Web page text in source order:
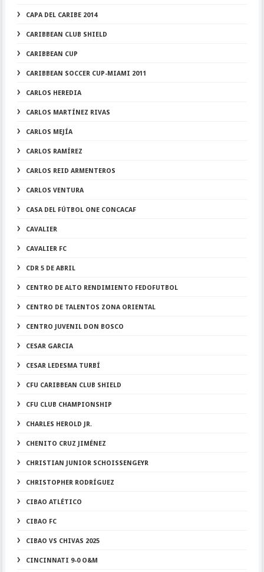
CAPA DEL CARIBE 2014
CARIBBEAN CLUB SHIELD
CARIBBEAN CUP
CARIBBEAN SOCCER CUP-MIAMI 2011
CARLOS HEREDIA
CARLOS MARTÍNEZ RIVAS
CARLOS MEJÍA
CARLOS RAMÍREZ
CARLOS REID ARMENTEROS
CARLOS VENTURA
CASA DEL FÚTBOL ONE CONCACAF
CAVALIER
CAVALIER FC
CDR 5 DE ABRIL
CENTRO DE ALTO RENDIMIENTO FEDOFUTBOL
CENTRO DE TALENTOS ZONA ORIENTAL
CENTRO JUVENIL DON BOSCO
CESAR GARCIA
CESAR LEDESMA TURBÍ
CFU CARIBBEAN CLUB SHIELD
CFU CLUB CHAMPIONSHIP
CHARLES HEROLD JR.
CHENITO CRUZ JIMÉNEZ
CHRISTIAN JUNIOR SCHOISSENGEYR
CHRISTOPHER RODRÍGUEZ
CIBAO ATLÉTICO
CIBAO FC
CIBAO VS CHIVAS 2025
CINCINNATI 9-0 O&M